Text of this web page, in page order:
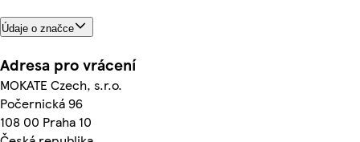
Údaje o značce
Adresa pro vrácení
MOKATE Czech, s.r.o.
Počernická 96
108 00 Praha 10